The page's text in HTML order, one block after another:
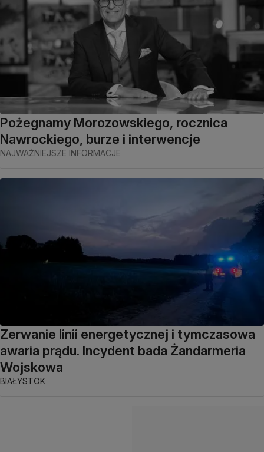
Pożegnamy Morozowskiego, rocznica
Nawrockiego, burze i interwencje
NAJWAŻNIEJSZE INFORMACJE
Zerwanie linii energetycznej i tymczasowa
awaria prądu. Incydent bada Żandarmeria
Wojskowa
BIAŁYSTOK